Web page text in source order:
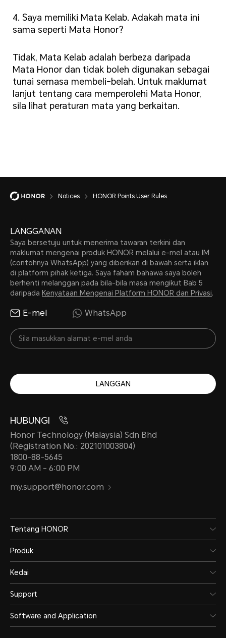
4. Saya memiliki Mata Kelab. Adakah mata ini
sama seperti Mata Honor?
Tidak, Mata Kelab adalah berbeza daripada
Mata Honor dan tidak boleh digunakan sebagai
tunai semasa membeli-belah. Untuk maklumat
lanjut tentang cara memperolehi Mata Honor,
sila lihat peraturan mata yang berkaitan.
Notices HONOR Points User Rules
LANGGANAN
Saya bersetuju untuk menerima tawaran terkini dan
maklumat mengenai produk HONOR melalui e-mel atau IM
(contohnya WhatsApp) yang diberikan di bawah serta iklan
di platform pihak ketiga. Saya faham bahawa saya boleh
berhenti melanggan pada bila-bila masa mengikut Bab 5
daripada Kenyataan Mengenai Platform HONOR dan Privasi.
E-mel WhatsApp
LANGGAN
HUBUNGI
Honor Technology (Malaysia) Sdn Bhd
(Registration No.: 202101003804)
1800-88-5645
9:00 AM - 6:00 PM
my.support@honor.com
Tentang HONOR
Produk
Kedai
Support
Software and Application